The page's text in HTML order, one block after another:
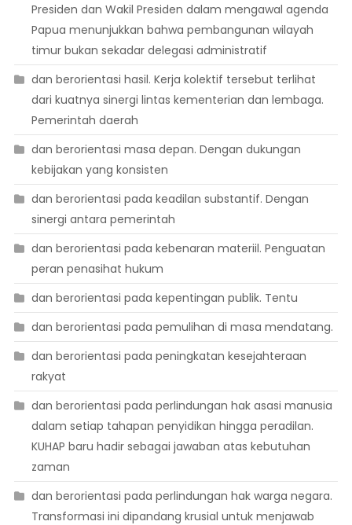
Presiden dan Wakil Presiden dalam mengawal agenda
Papua menunjukkan bahwa pembangunan wilayah
timur bukan sekadar delegasi administratif
dan berorientasi hasil. Kerja kolektif tersebut terlihat
dari kuatnya sinergi lintas kementerian dan lembaga.
Pemerintah daerah
dan berorientasi masa depan. Dengan dukungan
kebijakan yang konsisten
dan berorientasi pada keadilan substantif. Dengan
sinergi antara pemerintah
dan berorientasi pada kebenaran materiil. Penguatan
peran penasihat hukum
dan berorientasi pada kepentingan publik. Tentu
dan berorientasi pada pemulihan di masa mendatang.
dan berorientasi pada peningkatan kesejahteraan
rakyat
dan berorientasi pada perlindungan hak asasi manusia
dalam setiap tahapan penyidikan hingga peradilan.
KUHAP baru hadir sebagai jawaban atas kebutuhan
zaman
dan berorientasi pada perlindungan hak warga negara.
Transformasi ini dipandang krusial untuk menjawab